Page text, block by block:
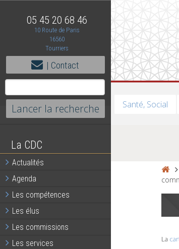
05 45 20 68 46
10 Route de Paris
16560
Tourriers
| Contact
La CDC
Actualités
Agenda
Les compétences
Les élus
Les commissions
Les services
Santé, Social
La